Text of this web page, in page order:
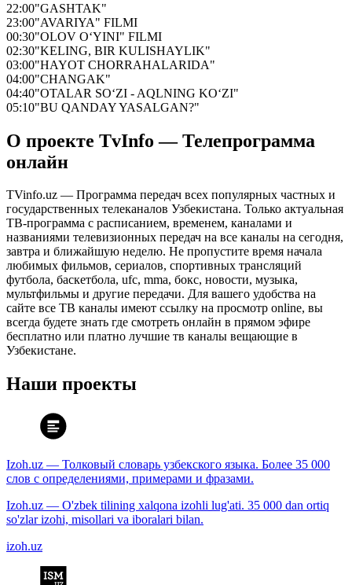
22:00"GASHTAK"
23:00"AVARIYA" FILMI
00:30"OLOV O‘YINI" FILMI
02:30"KELING, BIR KULISHAYLIK"
03:00"HAYOT CHORRAHALARIDA"
04:00"CHANGAK"
04:40"OTALAR SO‘ZI - AQLNING KO‘ZI"
05:10"BU QANDAY YASALGAN?"
О проекте TvInfo — Телепрограмма
онлайн
TVinfo.uz — Программа передач всех популярных частных и
государственных телеканалов Узбекистана. Только актуальная
ТВ-программа с расписанием, временем, каналами и
названиями телевизионных передач на все каналы на сегодня,
завтра и ближайшую неделю. Не пропустите время начала
любимых фильмов, сериалов, спортивных трансляций
футбола, баскетбола, ufc, mma, бокс, новости, музыка,
мультфильмы и другие передачи. Для вашего удобства на
сайте все ТВ каналы имеют ссылку на просмотр online, вы
всегда будете знать где смотреть онлайн в прямом эфире
бесплатно или платно лучшие тв каналы вещающие в
Узбекистане.
Наши проекты
Izoh.uz — Толковый словарь узбекского языка. Более 35 000
слов с определениями, примерами и фразами.
Izoh.uz — O'zbek tilining xalqona izohli lug'ati. 35 000 dan ortiq
so'zlar izohi, misollari va iboralari bilan.
izoh.uz